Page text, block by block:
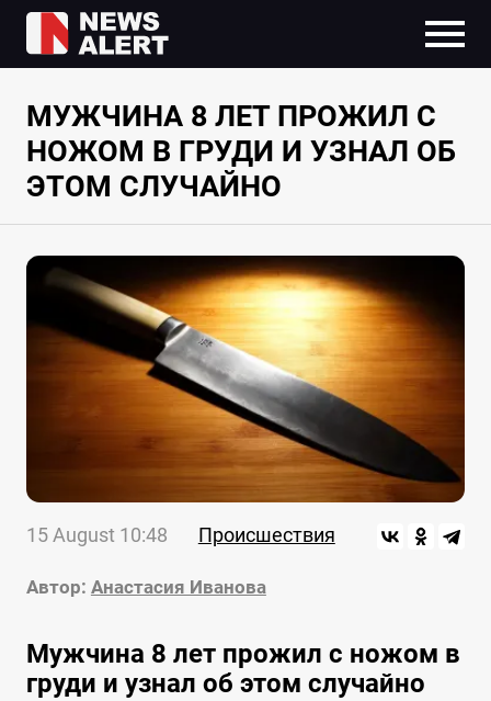
МУЖЧИНА 8 ЛЕТ ПРОЖИЛ С
НОЖОМ В ГРУДИ И УЗНАЛ ОБ
ЭТОМ СЛУЧАЙНО
15 August 10:48 Происшествия
Автор: Анастасия Иванова
Мужчина 8 лет прожил с ножом в
груди и узнал об этом случайно